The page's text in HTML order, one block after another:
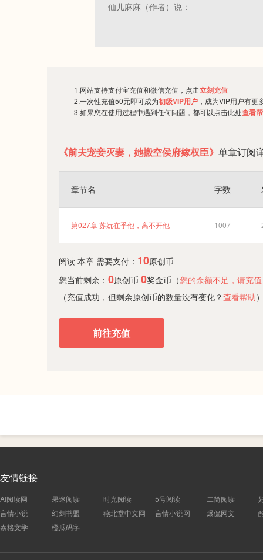
仙儿麻麻（作者）说：
1.网站支持支付宝充值和微信充值，点击立刻充值
2.一次性充值50元即可成为初级VIP用户 ，成为VIP用户有更
3.如果您在使用过程中遇到任何问题，都可以点击此处查看
《前夫宠妾灭妻，她搬空侯府嫁权臣》 单章订阅
章节名 字数
第027章 苏妧在乎他，离不开他 1007
阅读 本章 需要支付： 10原创币
您当前剩余： 0原创币 0奖金币（您的余额不足，请充
（充值成功，但剩余原创币的数量没有变化？查看帮助
前往充值
友情链接
AI阅读网 果迷阅读 时光阅读 5号阅读 二筒阅读
言情小说
幻剑书盟 燕北堂中文网 言情小说网 爆侃网文
泰格文学
橙瓜码字